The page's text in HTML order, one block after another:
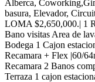
Alberca,
basura, Elevador,
LOMA $2,650,000.| 1
Bano visitas Area de
Bodega 1 Cajon
Recamara + Flex |60/
Recamara 2 Banos
Terraza 1 cajon